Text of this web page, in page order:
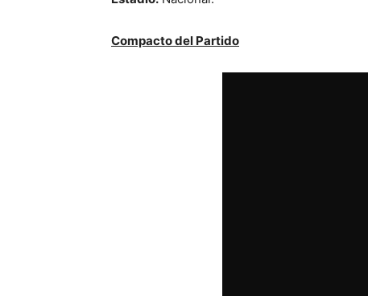
Compacto del Partido